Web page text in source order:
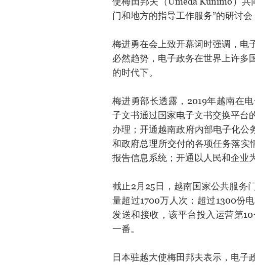
门和地方的指导工作服务”的研讨会
梅进勇在会上致开幕词时强调，电
必然趋势，电子政务在世界上许多
的时代下。
梅进勇部长透露，2019年越南在
子文书通过国家电子文书交换平台
办理；开通越南政府内部电子化
和政府总理所交付的各项任务落实
报告信息系统；开通以人民和企业
截止2月25日，越南国家公共服务
量超过1700万人次；超过1300份
发送和接收，该平台投入运营第
一番。
日本驻越大使梅田邦夫表示，电子